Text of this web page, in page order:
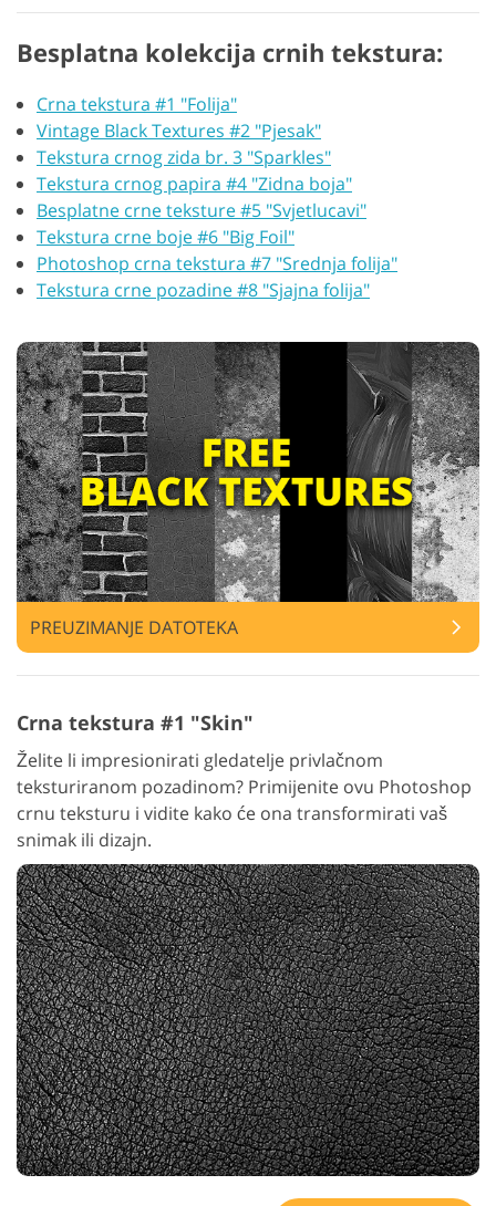
Besplatna kolekcija crnih tekstura:
Crna tekstura #1 "Folija"
Vintage Black Textures #2 "Pjesak"
Tekstura crnog zida br. 3 "Sparkles"
Tekstura crnog papira #4 "Zidna boja"
Besplatne crne teksture #5 "Svjetlucavi"
Tekstura crne boje #6 "Big Foil"
Photoshop crna tekstura #7 "Srednja folija"
Tekstura crne pozadine #8 "Sjajna folija"
PREUZIMANJE DATOTEKA
Crna tekstura #1 "Skin"
Želite li impresionirati gledatelje privlačnom
teksturiranom pozadinom? Primijenite ovu Photoshop
crnu teksturu i vidite kako će ona transformirati vaš
snimak ili dizajn.